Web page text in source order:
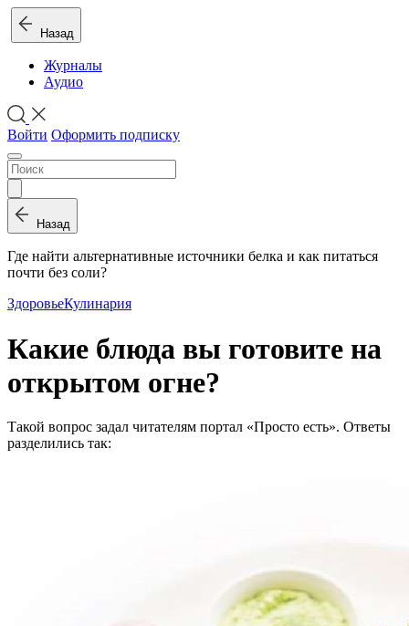
Назад
Журналы
Аудио
Войти Оформить подписку
Назад
Где найти альтернативные источники белка и как питаться
почти без соли?
ЗдоровьеКулинария
Какие блюда вы готовите на
открытом огне?
Такой вопрос задал читателям портал «Просто есть». Ответы
разделились так: